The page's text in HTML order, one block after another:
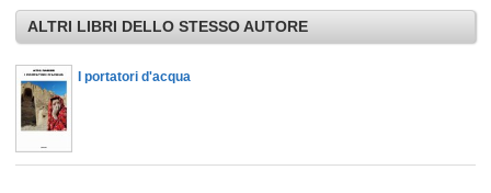
ALTRI LIBRI DELLO STESSO AUTORE
I portatori d'acqua